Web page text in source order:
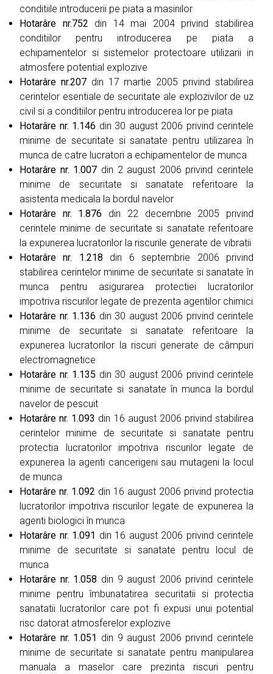
conditiile introducerii pe piata a masinilor
Hotarâre nr.752 din 14 mai 2004 privind stabilirea
conditiilor pentru introducerea pe piata a
echipamentelor si sistemelor protectoare utilizarii in
atmosfere potential explozive
Hotarâre nr.207din 17 martie 2005 privind stabilirea
cerintelor esentiale de securitate ale explozivilor de uz
civil si a conditiilor pentru introducerea lor pe piata
Hotarâre nr. 1.146 din 30 august 2006 privind cerintele
minime de securitate si sanatate pentru utilizarea în
munca de catre lucratori a echipamentelor de munca
Hotarâre nr. 1.007 din 2 august 2006 privind cerintele
minime de securitate si sanatate referitoare la
asistenta medicala la bordul navelor
Hotarâre nr. 1.876 din 22 decembrie 2005 privind
cerintele minime de securitate si sanatate referitoare
la expunerea lucratorilor la riscurile generate de vibratii
Hotarâre nr. 1.218 din 6 septembrie 2006 privind
stabilirea cerintelor minime de securitate si sanatate în
munca pentru asigurarea protectiei lucratorilor
impotriva riscurilor legate de prezenta agentilor chimici
Hotarâre nr. 1.136 din 30 august 2006 privind cerintele
minime de securitate si sanatate referitoare la
expunerea lucratorilor la riscuri generate de câmpuri
electromagnetice
Hotarâre nr. 1.135 din 30 august 2006 privind cerintele
minime de securitate si sanatate în munca la bordul
navelor de pescuit
Hotarâre nr. 1.093 din 16 august 2006 privind stabilirea
cerintelor minime de securitate si sanatate pentru
protectia lucratorilor impotriva riscurilor legate de
expunerea la agenti cancerigeni sau mutageni la locul
de munca
Hotarâre nr. 1.092 din 16 august 2006 privind protectia
lucratorilor impotriva riscurilor legate de expunerea la
agenti biologici în munca
Hotarâre nr. 1.091 din 16 august 2006 privind cerintele
minime de securitate si sanatate pentru locul de
munca
Hotarâre nr. 1.058 din 9 august 2006 privind cerintele
minime pentru îmbunatatirea securitatii si protectia
sanatatii lucratorilor care pot fi expusi unui potential
risc datorat atmosferelor explozive
Hotarâre nr. 1.051 din 9 august 2006 privind cerintele
minime de securitate si sanatate pentru manipularea
manuala a maselor care prezinta riscuri pentru